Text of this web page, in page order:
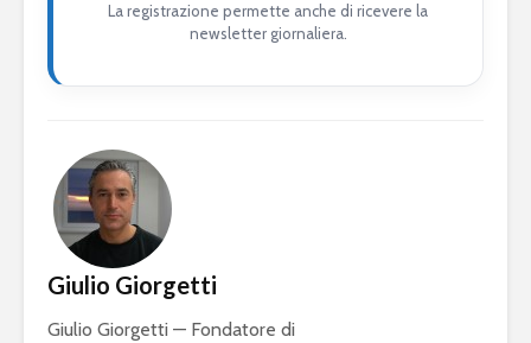
La registrazione permette anche di ricevere la
newsletter giornaliera.
Giulio Giorgetti
Giulio Giorgetti — Fondatore di